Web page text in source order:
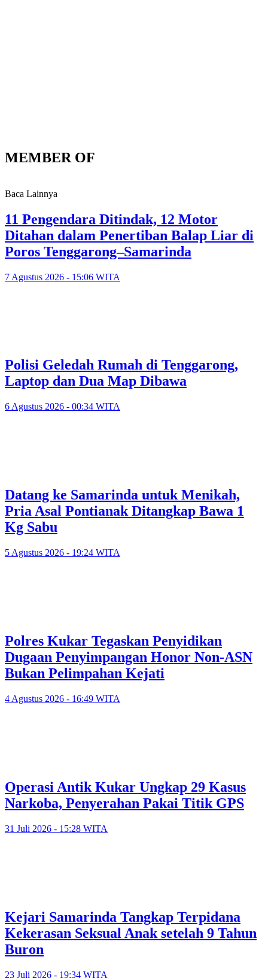
MEMBER OF
Baca Lainnya
11 Pengendara Ditindak, 12 Motor
Ditahan dalam Penertiban Balap Liar di
Poros Tenggarong–Samarinda
7 Agustus 2026 - 15:06 WITA
Polisi Geledah Rumah di Tenggarong,
Laptop dan Dua Map Dibawa
6 Agustus 2026 - 00:34 WITA
Datang ke Samarinda untuk Menikah,
Pria Asal Pontianak Ditangkap Bawa 1
Kg Sabu
5 Agustus 2026 - 19:24 WITA
Polres Kukar Tegaskan Penyidikan
Dugaan Penyimpangan Honor Non-ASN
Bukan Pelimpahan Kejati
4 Agustus 2026 - 16:49 WITA
Operasi Antik Kukar Ungkap 29 Kasus
Narkoba, Penyerahan Pakai Titik GPS
31 Juli 2026 - 15:28 WITA
Kejari Samarinda Tangkap Terpidana
Kekerasan Seksual Anak setelah 9 Tahun
Buron
23 Juli 2026 - 19:34 WITA